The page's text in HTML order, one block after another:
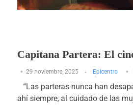
Capitana Partera: El
29 noviembre, 2025 Epicentro
“Las parteras nunca han
ahí siempre, al cuidado de las